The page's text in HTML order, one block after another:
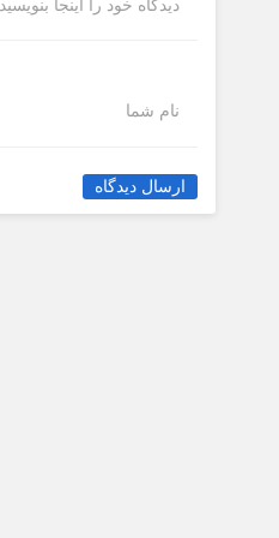
دیدگاه خود را اینجا بنویسید
نام شما
ارسال دیدگاه